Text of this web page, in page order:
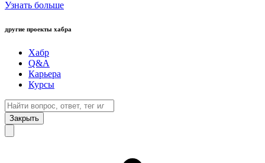
Узнать больше
другие проекты хабра
Хабр
Q&A
Карьера
Курсы
Закрыть